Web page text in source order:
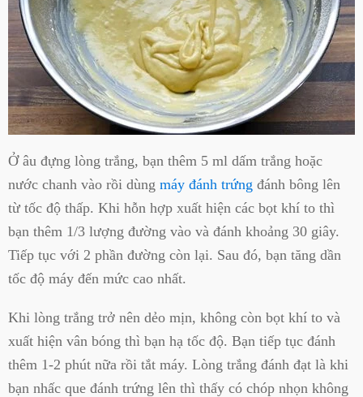
Ở âu đựng lòng trắng, bạn thêm 5 ml dấm trắng hoặc
nước chanh vào rồi dùng máy đánh trứng đánh bông lên
từ tốc độ thấp. Khi hỗn hợp xuất hiện các bọt khí to thì
bạn thêm 1/3 lượng đường vào và đánh khoảng 30 giây.
Tiếp tục với 2 phần đường còn lại. Sau đó, bạn tăng dần
tốc độ máy đến mức cao nhất.
Khi lòng trắng trở nên dẻo mịn, không còn bọt khí to và
xuất hiện vân bóng thì bạn hạ tốc độ. Bạn tiếp tục đánh
thêm 1-2 phút nữa rồi tắt máy. Lòng trắng đánh đạt là khi
bạn nhấc que đánh trứng lên thì thấy có chóp nhọn không